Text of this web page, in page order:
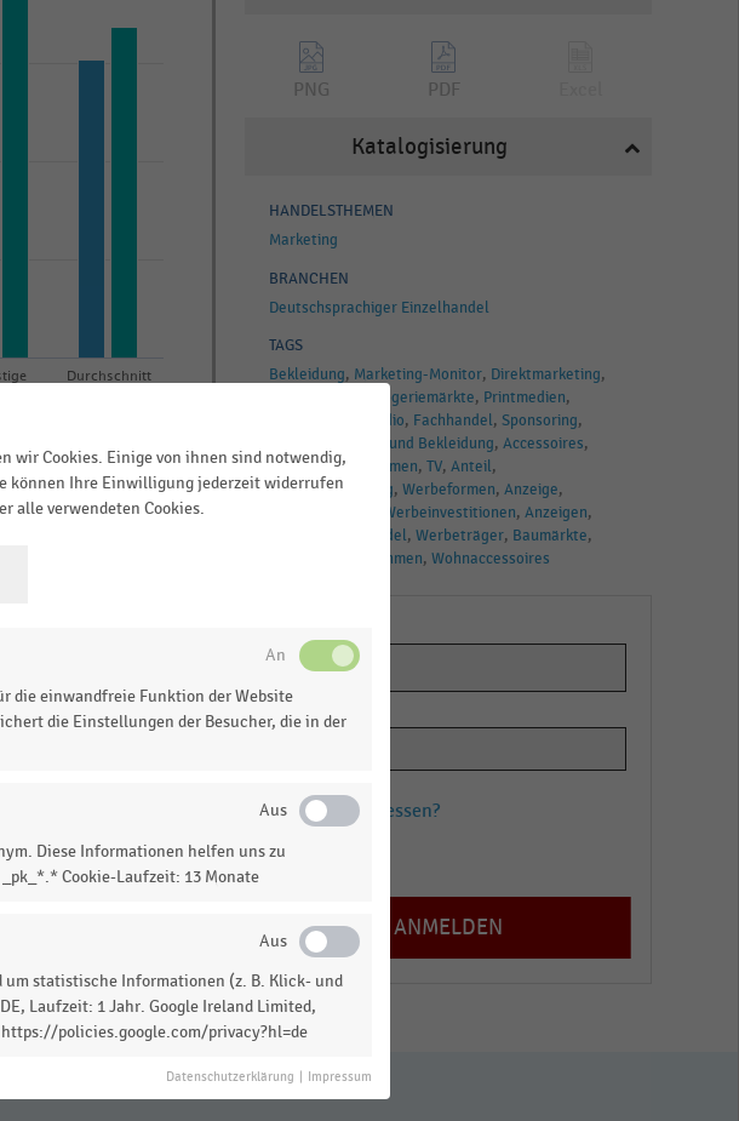
Durchschnitt
© Handelsdaten 2026
am Mediamix
im
in ihrem
präferieren
Hälfte der
Plakat,
PNG PDF
Katalogisierung
HANDELSTHEMEN
Marketing
BRANCHEN
Deutschsprachiger Einzelhandel
TAGS
Bekleidung Marketing-Monitor Direktmarketing
Drogeriemärkte Printmedien
Radio Fachhandel Sponsoring
Textilien und Bekleidung Accessoires
Handelsunternehmen TV Anteil
Instore-Marketing Werbeformen Anzeige
Werbeinvestitionen Anzeigen
Lebensmittelhandel Werbeträger Baumärkte
Marketingmaßnahmen Wohnaccessoires
Passwort vergessen?
Registrieren
wir Cookies. Einige von ihnen sind notwendig,
können Ihre Einwilligung jederzeit widerrufen
alle verwendeten Cookies.
die einwandfreie Funktion der Website
die Einstellungen der Besucher, die in der
Diese Informationen helfen uns zu
Cookie-Laufzeit: 13 Monate
um statistische Informationen (z. B. Klick- und
Laufzeit: 1 Jahr. Google Ireland Limited,
policies.google.com/privacy?hl=de
Datenschutzerklärung Impressum